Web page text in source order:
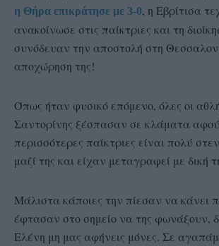
η Θήρα επικράτησε με 3-0, η Εβρίτισα
ανακοίνωσε στις παίκτριες και τη
συνόδευαν την αποστολή στη
αποχώρηση της!
Όπως ήταν φυσικό επόμενο, όλες οι
Σαντορίνης ξέσπασαν σε κλάματα
περισσότερες παίκτριες είναι πολύ
μαζί της και είχαν μεταγραφεί με δική
Μάλιστα κάποιες την πίεσαν να κάνει
έφτασαν στο σημείο να της φωνάξουν,
Ελένη μη μας αφήνεις μόνες. Σε